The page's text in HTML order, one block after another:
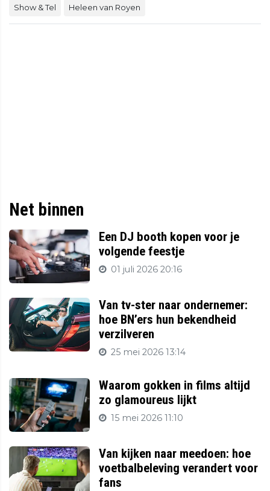
Show & Tel Heleen van Royen
Net binnen
Een DJ booth kopen voor je
volgende feestje
01 juli 2026 20:16
Van tv-ster naar ondernemer:
hoe BN’ers hun bekendheid
verzilveren
25 mei 2026 13:14
Waarom gokken in films altijd
zo glamoureus lijkt
15 mei 2026 11:10
Van kijken naar meedoen: hoe
voetbalbeleving verandert voor
fans